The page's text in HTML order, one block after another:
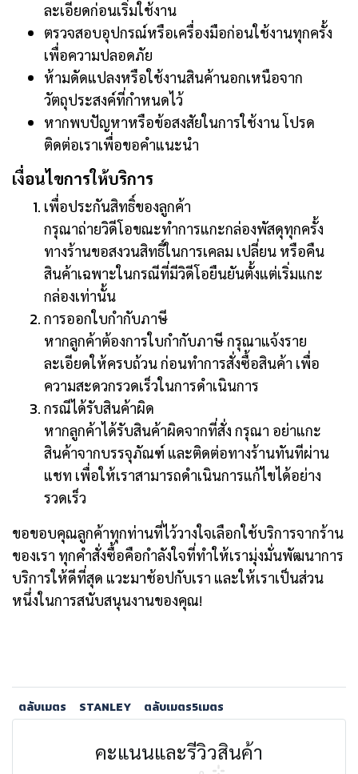
ละเอียดก่อนเริ่มใช้งาน
ตรวจสอบอุปกรณ์หรือเครื่องมือก่อนใช้งานทุกครั้ง
เพื่อความปลอดภัย
ห้ามดัดแปลงหรือใช้งานสินค้านอกเหนือจาก
วัตถุประสงค์ที่กำหนดไว้
หากพบปัญหาหรือข้อสงสัยในการใช้งาน โปรด
ติดต่อเราเพื่อขอคำแนะนำ
เงื่อนไขการให้บริการ
เพื่อประกันสิทธิ์ของลูกค้า
กรุณาถ่ายวิดีโอขณะทำการแกะกล่องพัสดุทุกครั้ง
ทางร้านขอสงวนสิทธิ์ในการเคลม เปลี่ยน หรือคืน
สินค้าเฉพาะในกรณีที่มีวิดีโอยืนยันตั้งแต่เริ่มแกะ
กล่องเท่านั้น
การออกใบกำกับภาษี
หากลูกค้าต้องการใบกำกับภาษี กรุณาแจ้งราย
ละเอียดให้ครบถ้วน ก่อนทำการสั่งซื้อสินค้า เพื่อ
ความสะดวกรวดเร็วในการดำเนินการ
กรณีได้รับสินค้าผิด
หากลูกค้าได้รับสินค้าผิดจากที่สั่ง กรุณา อย่าแกะ
สินค้าจากบรรจุภัณฑ์ และติดต่อทางร้านทันทีผ่าน
แชท เพื่อให้เราสามารถดำเนินการแก้ไขได้อย่าง
รวดเร็ว
ขอขอบคุณลูกค้าทุกท่านที่ไว้วางใจเลือกใช้บริการจากร้าน
ของเรา ทุกคำสั่งซื้อคือกำลังใจที่ทำให้เรามุ่งมั่นพัฒนาการ
บริการให้ดีที่สุด แวะมาช้อปกับเรา และให้เราเป็นส่วน
หนึ่งในการสนับสนุนงานของคุณ!
ตลับเมตร STANLEY ตลับเมตร5เมตร
คะแนนและรีวิวสินค้า